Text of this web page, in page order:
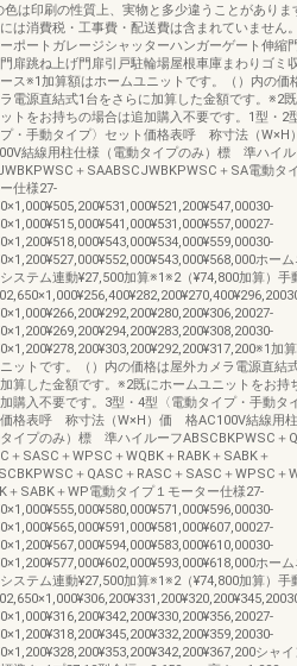
色は印刷の性質上、実物と多少違うことがありま
は消費税・工事費・配送費は含まれていません
ポートガレージシャッターハンガーゲート伸縮
扉跳ね上げ門扉引戸駐輪場屋根車庫まわりゴミ
ス※1加算額はホームユニットです。（）内の価
電源直結式1台をさらに加算した金額です。※2
トをお持ちの場合は追加購入不要です。1型・2
・手動タイプ〉セット価格表呼 称寸法（W×H
結線用柱仕様（電動タイプのみ）標 準ハイル
＋SAABSCJWBKPWSC＋SA電動タ
仕様27-
ホーム
ステム連動¥27,500加算※1※2（¥74,800加算）手
加
ットです。（）内の価格は屋外カメラ電源直結
算した金額です。※2既にホームユニットをお持
購入不要です。3型・4型〈電動タイプ・手動タ
格表呼 称寸法（W×H）価 格AC100V結線用
タイプのみ）標 準ハイルーフABSCBKPWSC＋
＋SASC＋WPSC＋WQBK＋RABK＋SABK＋
＋QASC＋RASC＋SASC＋WPSC＋
＋SABK＋WP電動タイプ１モーター仕様27-
ホーム
ステム連動¥27,500加算※1※2（¥74,800加算）手
シャ